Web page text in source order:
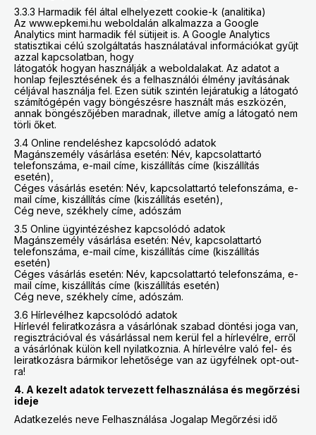
3.3.3 Harmadik fél által elhelyezett cookie-k (analitika)
Az www.epkemi.hu weboldalán alkalmazza a Google
Analytics mint harmadik fél sütijeit is. A Google Analytics
statisztikai célú szolgáltatás használatával információkat gyűjt
azzal kapcsolatban, hogy
látogatók hogyan használják a weboldalakat. Az adatot a
honlap fejlesztésének és a felhasználói élmény javításának
céljával használja fel. Ezen sütik szintén lejáratukig a látogató
számítógépén vagy böngészésre használt más eszközén,
annak böngészőjében maradnak, illetve amíg a látogató nem
törli őket.
3.4 Online rendeléshez kapcsolódó adatok
Magánszemély vásárlása esetén: Név, kapcsolattartó
telefonszáma, e-mail címe, kiszállítás címe (kiszállítás
esetén),
Céges vásárlás esetén: Név, kapcsolattartó telefonszáma, e-
mail címe, kiszállítás címe (kiszállítás esetén),
Cég neve, székhely címe, adószám
3.5 Online ügyintézéshez kapcsolódó adatok
Magánszemély vásárlása esetén: Név, kapcsolattartó
telefonszáma, e-mail címe, kiszállítás címe (kiszállítás
esetén)
Céges vásárlás esetén: Név, kapcsolattartó telefonszáma, e-
mail címe, kiszállítás címe (kiszállítás esetén)
Cég neve, székhely címe, adószám.
3.6 Hírlevélhez kapcsolódó adatok
Hírlevél feliratkozásra a vásárlónak szabad döntési joga van,
regisztrációval és vásárlással nem kerül fel a hírlevélre, erről
a vásárlónak külön kell nyilatkoznia. A hírlevélre való fel- és
leiratkozásra bármikor lehetősége van az ügyfélnek opt-out-
ra!
4. A kezelt adatok tervezett felhasználása és megőrzési
ideje
Adatkezelés neve Felhasználása Jogalap Megőrzési idő